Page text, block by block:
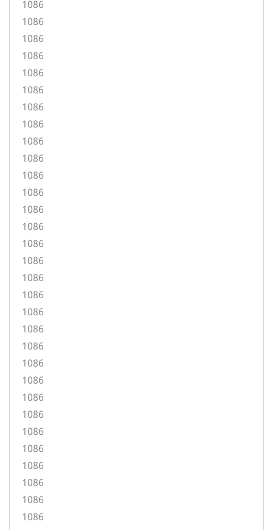
1086
1086
1086
1086
1086
1086
1086
1086
1086
1086
1086
1086
1086
1086
1086
1086
1086
1086
1086
1086
1086
1086
1086
1086
1086
1086
1086
1086
1086
1086
1086